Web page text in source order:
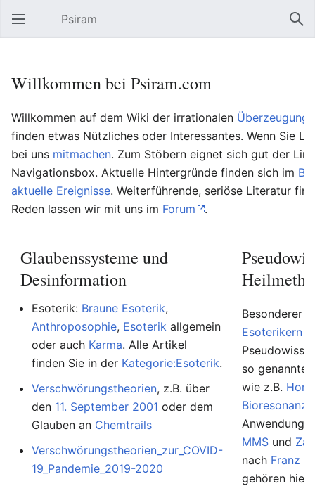
Hauptmenü öffnen Psiram
Willkommen bei Psiram.com
Willkommen auf dem Wiki der irrationalen
finden etwas Nützliches oder Interessantes. Wenn Sie
bei uns mitmachen. Zum Stöbern eignet sich gut der
Navigationsbox. Aktuelle Hintergründe finden sich im
aktuelle Ereignisse. Weiterführende, seriöse Literatur
Reden lassen wir mit uns im Forum .
Glaubenssysteme und
Desinformation
Esoterik: Braune Esoterik,
Anthroposophie, Esoterik allgemein
oder auch Karma. Alle Artikel
finden Sie in der Kategorie:Esoterik.
Verschwörungstheorien, z.B. über
den 11. September 2001 oder dem
Glauben an Chemtrails
Verschwörungstheorien_zur_COVID-
19_Pandemie_2019-2020
Besonderer
Esoterikern
so genannte
wie z.B.
Bioresonanz
MMS und
nach Franz
gehören